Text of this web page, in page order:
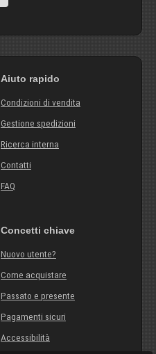
Aiuto rapido
Condizioni di vendita
Gestione spedizioni
Ricerca interna
Contatti
FAQ
Concetti chiave
Nuovo utente?
Come acquistare
Passato e presente
Pagamenti sicuri
Accessibilità